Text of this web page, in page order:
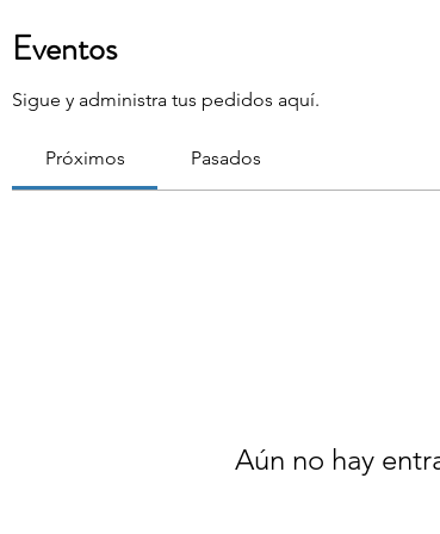
Eventos
Sigue y administra tus pedidos aquí.
Próximos Pasados
Aún no hay